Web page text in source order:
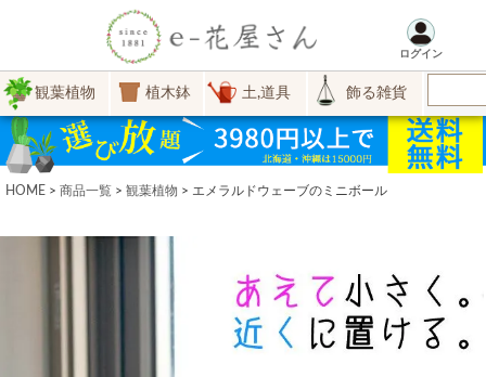
ログイン
観葉植物 植木鉢 土,道具 飾る雑貨
HOME 商品一覧 観葉植物 エメラルドウェーブのミニボール